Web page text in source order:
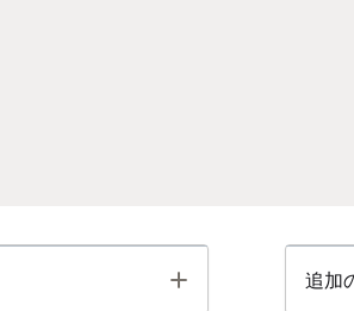
Toggle 追加